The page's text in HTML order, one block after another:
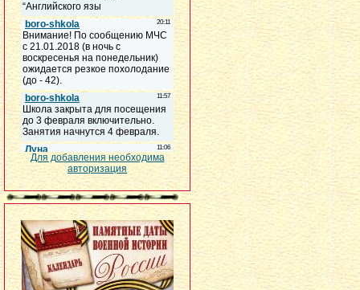
Для добавления необходима
авторизация